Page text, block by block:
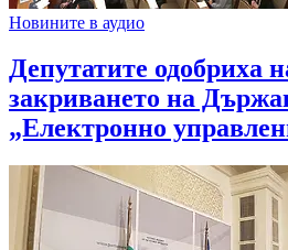
Новините в аудио
Депутатите одобриха
закриването на
„Електронно